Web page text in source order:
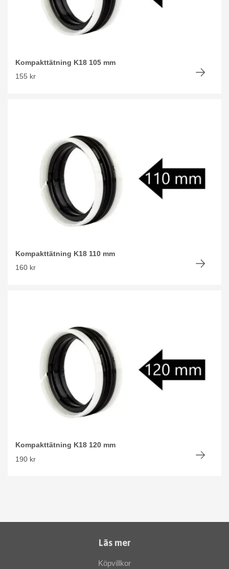
Kompakttätning K18 105 mm
155 kr
Kompakttätning K18 110 mm
160 kr
Kompakttätning K18 120 mm
190 kr
Läs mer
Köpvillkor